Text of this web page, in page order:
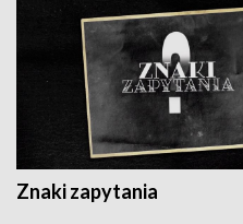
Znaki zapytania